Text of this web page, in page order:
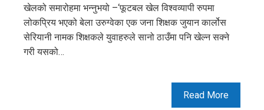
खेलको समारोहमा भन्नुभयो –‘फूटबल खेल विश्वव्यापी रुपमा
लोकप्रिय भएको बेला उरुग्वेका एक जना शिक्षक जुयान कार्लोस
सेरियानी नामक शिक्षकले युवाहरुले सानो ठाउँमा पनि खेल्न सक्ने
गरी यसको…
Read More